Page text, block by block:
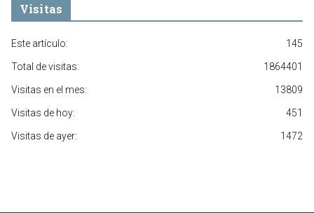
Visitas
145
Este artículo:
1864401
Total de visitas:
13809
Visitas en el mes:
451
Visitas de hoy:
1472
Visitas de ayer: